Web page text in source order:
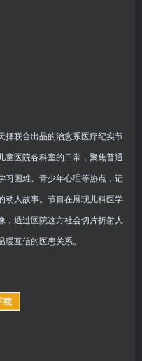
择联合出品的治愈系医疗纪实节
童医院各科室的日常，聚焦普通
习困难、青少年心理等热点，记
动人故事。节目在展现儿科医学
透过医院这方社会切片折射人
互信的医患关系。